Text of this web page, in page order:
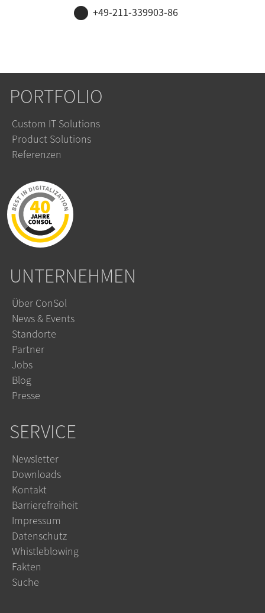
+49-211-339903-86
PORTFOLIO
Custom IT Solutions
Product Solutions
Referenzen
UNTERNEHMEN
Über ConSol
News & Events
Standorte
Partner
Jobs
Blog
Presse
SERVICE
Newsletter
Downloads
Kontakt
Barrierefreiheit
Impressum
Datenschutz
Whistleblowing
Fakten
Suche